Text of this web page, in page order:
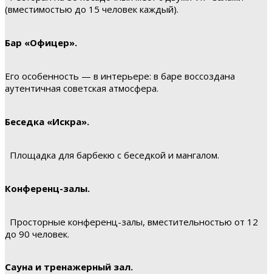
(вместимостью до 15 человек каждый).
Бар «Офицер».
Его особенность — в интерьере: в баре воссоздана
аутентичная советская атмосфера.
Беседка «Искра».
Площадка для барбекю с беседкой и мангалом.
Конференц-залы.
Просторные конференц-залы, вместительностью от 12
до 90 человек.
Сауна и тренажерный зал.